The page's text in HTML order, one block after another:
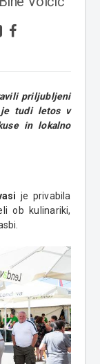
priljubljeni
je tudi letos v
in lokalno
je privabila
ob kulinariki,